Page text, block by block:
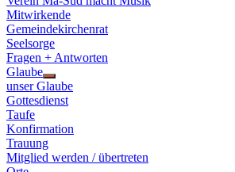
Mitwirkende
Gemeindekirchenrat
Seelsorge
Fragen + Antworten
Glaube
Show
sub
menu
unser Glaube
Gottesdienst
Taufe
Konfirmation
Trauung
Mitglied werden / übertreten